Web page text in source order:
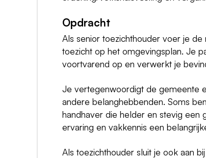
Opdracht
Als senior toezichthouder voer je
toezicht op het omgevingsplan. Je
voortvarend op en verwerkt je
Je vertegenwoordigt de gemeente
andere belanghebbenden. Soms
handhaver die helder en stevig een
ervaring en vakkennis een
Als toezichthouder sluit je ook aan